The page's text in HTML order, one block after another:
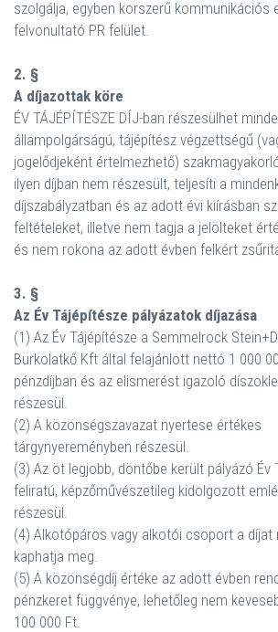
szolgálja, egyben korszerű kommunikációs
felvonultató PR felület.
2. §
A díjazottak köre
ÉV TÁJÉPÍTÉSZE DÍJ-ban részesülhet
állampolgárságú, tájépítész végzettségű
jogelődjeként értelmezhető)
ilyen díjban nem részesült, teljesíti a
díjszabályzatban és az adott évi kiírásban
feltételeket, illetve nem tagja a jelölteket
és nem rokona az adott évben felkért
3. §
Az Év Tájépítésze pályázatok díjazása
(1) Az Év Tájépítésze a Semmelrock
Burkolatkő Kft által felajánlott nettó 1 000
pénzdíjban és az elismerést igazoló
részesül.
(2) A közönségszavazat nyertese értékes
tárgynyereményben részesül.
(3) Az öt legjobb, döntőbe került pályázó Év
feliratú, képzőművészetileg kidolgozott
részesül.
(4) Alkotópáros vagy alkotói csoport a díjat
kaphatja meg.
(5) A közönségdíj értéke az adott évben
pénzkeret függvénye, lehetőleg nem
100 000 Ft.